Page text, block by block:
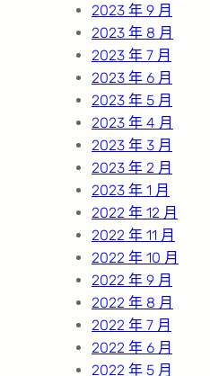
2023 年 9 月
2023 年 8 月
2023 年 7 月
2023 年 6 月
2023 年 5 月
2023 年 4 月
2023 年 3 月
2023 年 2 月
2023 年 1 月
2022 年 12 月
2022 年 11 月
2022 年 10 月
2022 年 9 月
2022 年 8 月
2022 年 7 月
2022 年 6 月
2022 年 5 月